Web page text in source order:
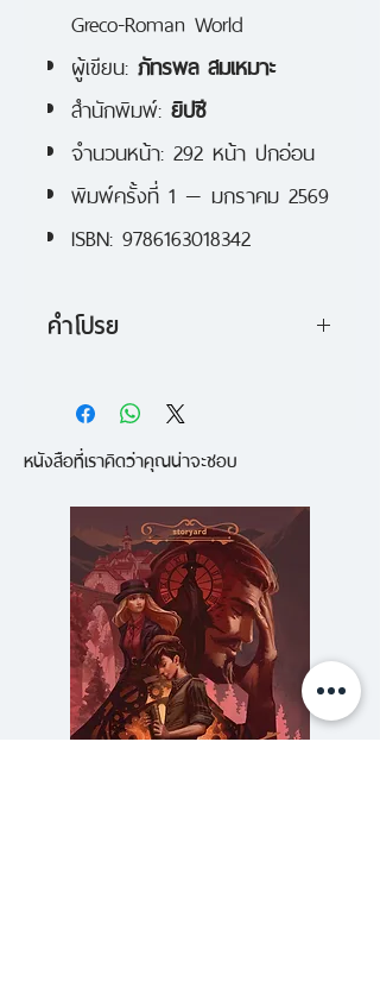
Greco-Roman World
ผู้เขียน: ภัทรพล สมเหมาะ
สำนักพิมพ์: ยิปซี
จำนวนหน้า: 292 หน้า ปกอ่อน
พิมพ์ครั้งที่ 1 — มกราคม 2569
ISBN: 9786163018342
คำโปรย
การต่อสู้แต่คือการปะทะกันของความ
คิด อำนาจ ที่กำหนดชะตาของ
อารยธรรมตะวันตก จากสนามรบที่
กรีกยืนหยัดต่อต้านผู้มาเยือนจาก
ต่างแดน สู่สมรภูมิที่โรมันมุ่งพิชิตและ
ปกครองโลก ทั้งเจ็ดสงครามในเล่มนี้
คือเรื่องราวของอารยธรรม ที่เติบโต
ผ่านการต่อสู้ และราคาที่มนุษย์ต้อง
หนังสือที่เราคิดว่าคุณน่าจะชอบ